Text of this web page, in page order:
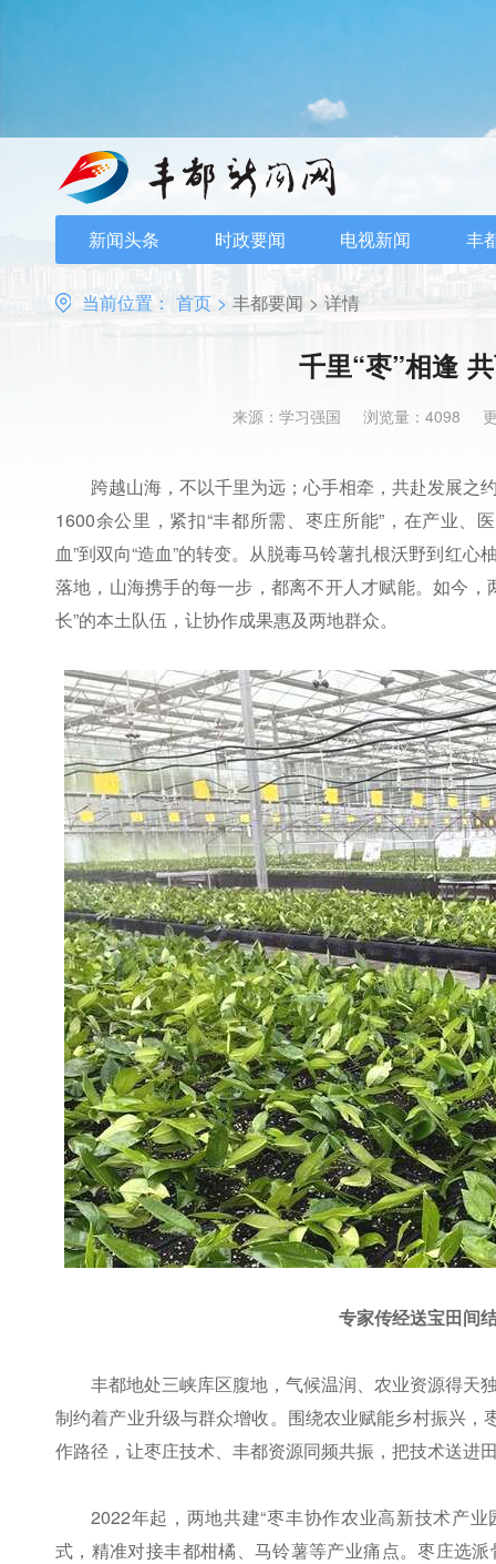
新闻头条 时政要闻 电视新闻 丰
当前位置： 首页 > 丰都要闻 > 详情
千里“枣”相逢
来源：学习强国 浏览量：4098
跨越山海，不以千里为远；心手相牵，共赴发展之
1600余公里，紧扣“丰都所需、枣庄所能”，在产业、
血”到双向“造血”的转变。从脱毒马铃薯扎根沃野到红
落地，山海携手的每一步，都离不开人才赋能。如今
长”的本土队伍，让协作成果惠及两地群众。
专家传经送宝田间
丰都地处三峡库区腹地，气候温润、农业资源得天
制约着产业升级与群众增收。围绕农业赋能乡村振兴，
作路径，让枣庄技术、丰都资源同频共振，把技术送进
2022年起，两地共建“枣丰协作农业高新技术产业
式，精准对接丰都柑橘、马铃薯等产业痛点。枣庄选